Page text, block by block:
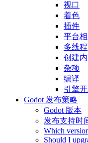
视口
着色
插件
平台
多线程
创建
杂项
编译
引擎
Godot 发布策略
Godot 版本
发布支持时
Which
Should I